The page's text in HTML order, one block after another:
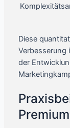
Diese
Verbesserung
der